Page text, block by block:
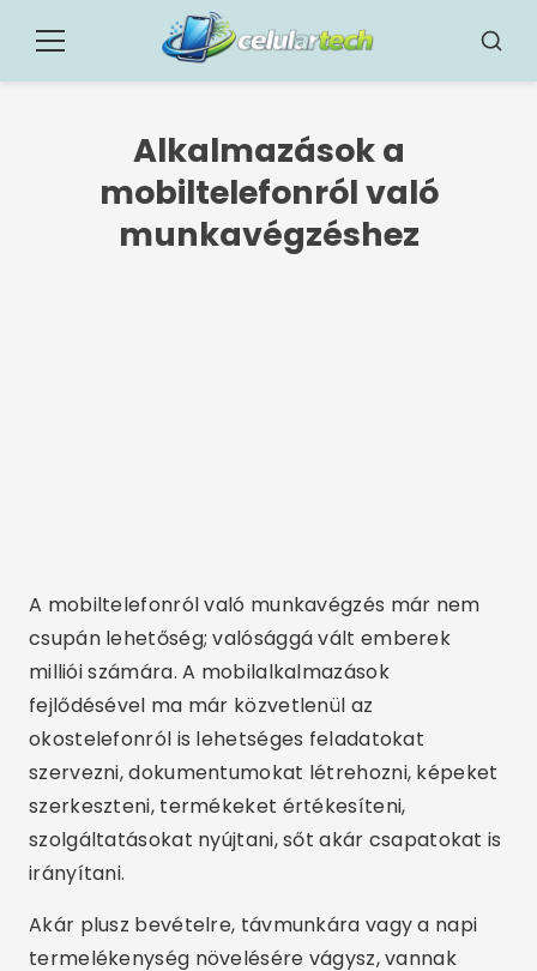
Menü
Alkalmazások a
mobiltelefonról való
munkavégzéshez
A mobiltelefonról való munkavégzés már nem
csupán lehetőség; valósággá vált emberek
milliói számára. A mobilalkalmazások
fejlődésével ma már közvetlenül az
okostelefonról is lehetséges feladatokat
szervezni, dokumentumokat létrehozni, képeket
szerkeszteni, termékeket értékesíteni,
szolgáltatásokat nyújtani, sőt akár csapatokat is
irányítani.
Akár plusz bevételre, távmunkára vagy a napi
termelékenység növelésére vágysz, vannak